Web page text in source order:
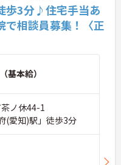
歩3分♪住宅手当あ
相談員募集！〈正
基本給）
ノ休44-1
(愛知)駅」徒歩3分